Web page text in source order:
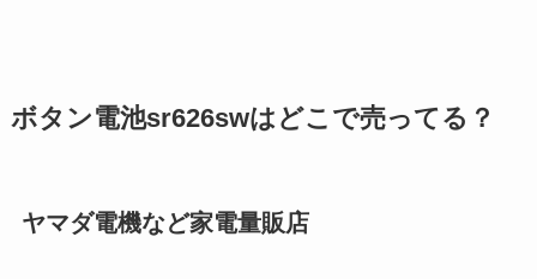
チェックワンファストはどこで買
える？販売店や取扱店舗を調べま
精製水は100均に売ってる？ドラ
ボタン電池sr626swはどこで売ってる？
ヤマダ電機など家電量販店